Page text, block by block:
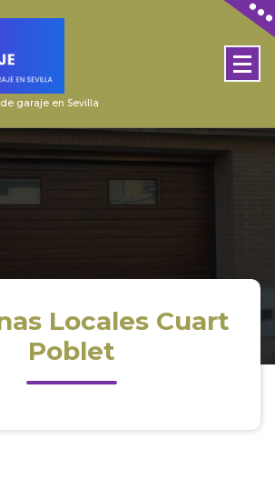
garaje en Sevilla
Locales Cuart
Poblet